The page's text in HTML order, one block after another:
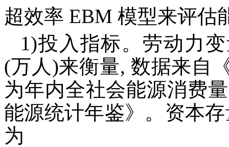
超效率 EBM 模型来评估
1)投入指标。劳动力
(万人)来衡量, 数据来自
为年内全社会能源消费
能源统计年鉴》。资本
为